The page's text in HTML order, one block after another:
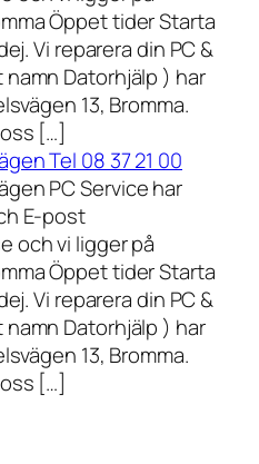
Öppet tider Starta
Vi reparera din PC &
Datorhjälp ) har
13, Bromma.
[…]
Tel 08 37 21 00
PC Service har
E-post
och vi ligger på
Öppet tider Starta
Vi reparera din PC &
Datorhjälp ) har
13, Bromma.
[…]